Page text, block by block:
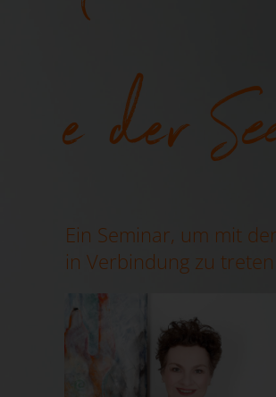
e der
Ein Seminar, um mit
in Verbindung zu treten